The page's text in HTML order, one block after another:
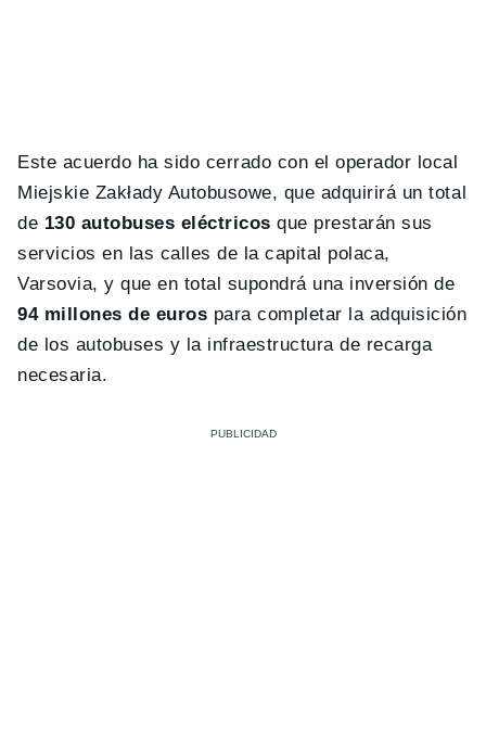
Este acuerdo ha sido cerrado con el operador local
Miejskie Zakłady Autobusowe, que adquirirá un total
de 130 autobuses eléctricos que prestarán sus
servicios en las calles de la capital polaca,
Varsovia, y que en total supondrá una inversión de
94 millones de euros para completar la adquisición
de los autobuses y la infraestructura de recarga
necesaria.